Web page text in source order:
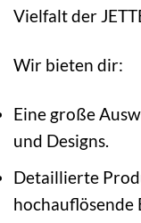
Vielfalt der
Wir bieten dir:
Eine große
und Designs.
Detaillierte
hochauflösende